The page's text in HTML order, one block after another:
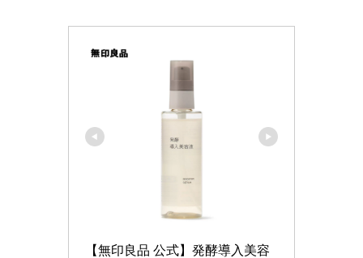
【無印良品 公式】発酵導入美容